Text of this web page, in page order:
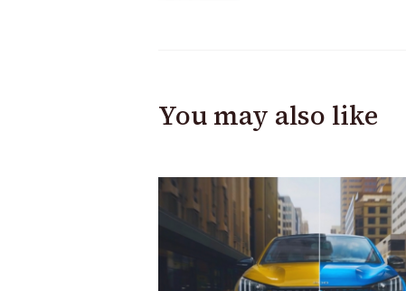
You may also like